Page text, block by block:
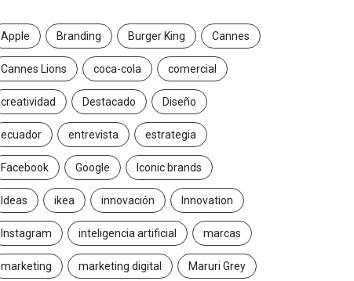
Apple Branding Burger King Cannes
Cannes Lions coca-cola comercial
creatividad Destacado Diseño
ecuador entrevista estrategia
Facebook Google Iconic brands
Ideas ikea innovación Innovation
Instagram inteligencia artificial marcas
marketing marketing digital Maruri Grey